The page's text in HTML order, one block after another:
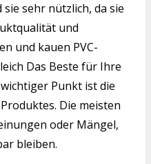
sehr nützlich, da sie
und
und kauen PVC-
Das Beste für Ihre
Punkt ist die
Die meisten
oder Mängel,
bleiben.